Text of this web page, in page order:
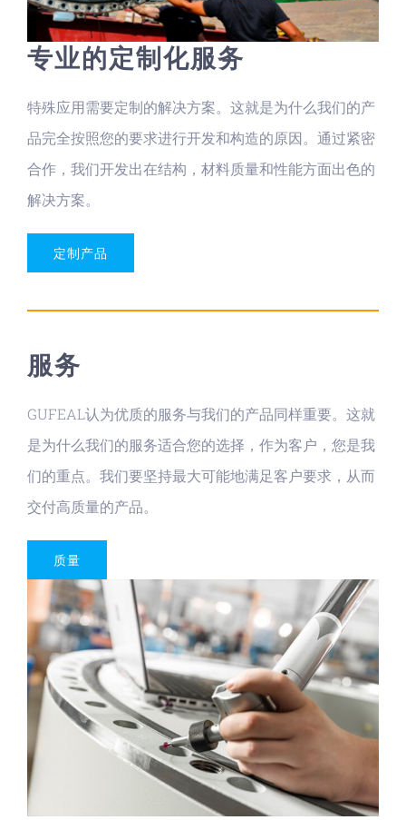
专业的定制化服务
特殊应用需要定制的解决方案。这就是为什么我们的产
品完全按照您的要求进行开发和构造的原因。通过紧密
合作，我们开发出在结构，材料质量和性能方面出色的
解决方案。
定制产品
服务
GUFEAL认为优质的服务与我们的产品同样重要。这就
是为什么我们的服务适合您的选择，作为客户，您是我
们的重点。我们要坚持最大可能地满足客户要求，从而
交付高质量的产品。
质量